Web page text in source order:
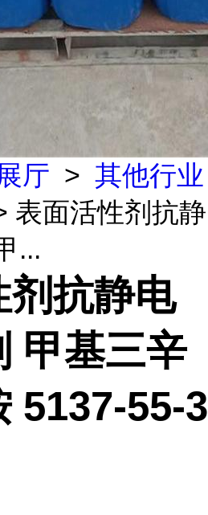
厅 > 其他行业
表面活性剂抗静
...
抗静电
甲基三辛
5137-55-3